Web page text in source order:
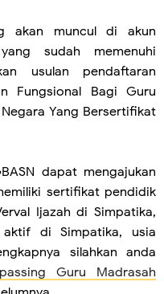
akan muncul di akun
sudah memenuhi
usulan pendaftaran
Fungsional Bagi Guru
Yang Bersertifikat
dapat mengajukan
sertifikat pendidik
Ijazah di Simpatika,
di Simpatika, usia
silahkan anda
Guru Madrasah